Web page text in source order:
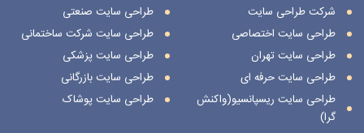
شرکت طراحی سایت
طراحی سایت اختصاصی
طراحی سایت تهران
طراحی سایت حرفه ای
طراحی سایت ریسپانسیو(واکنش
گرا)
طراحی سایت صنعتی
طراحی سایت شرکت ساختمانی
طراحی سایت پزشکی
طراحی سایت بازرگانی
طراحی سایت پوشاک